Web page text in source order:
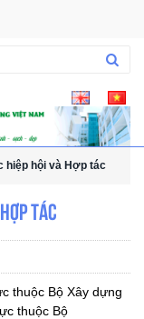
hiệp hội và Hợp tác
tác
thuộc Bộ Xây dựng
thuộc Bộ